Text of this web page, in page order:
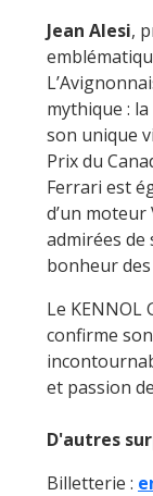
Jean Alesi,
mythique : la
son unique
Prix du
Ferrari est
d’un moteur
admirées
bonheur
Le KENNOL
confirme
et passion
D'autres
Billetterie :